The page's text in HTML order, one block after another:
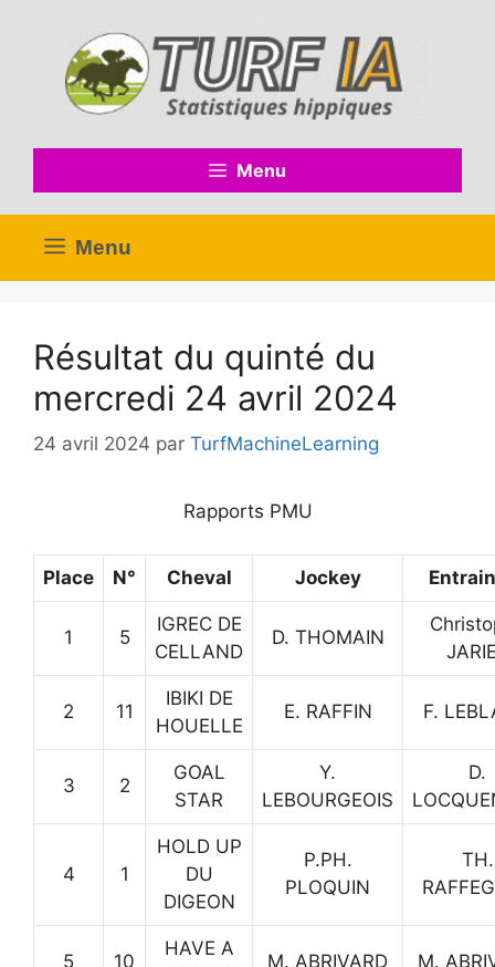
contenu
Menu
Menu
Résultat du quinté du
mercredi 24 avril 2024
24 avril 2024 par TurfMachineLearning
Rapports PMU
Place N° Cheval Jockey
1 5
IGREC DE
CELLAND
D. THOMAIN
2 11
IBIKI DE
HOUELLE
E. RAFFIN F.
3 2
GOAL
STAR
Y.
LEBOURGEOIS
D.
4 1
HOLD UP
DU
DIGEON
P.PH.
PLOQUIN
TH.
5 10
HAVE A
M. ABRIVARD M.